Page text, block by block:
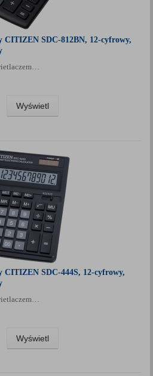
SDC-812BN, 12-cyfrowy,
Wyświetl
SDC-444S, 12-cyfrowy,
Wyświetl